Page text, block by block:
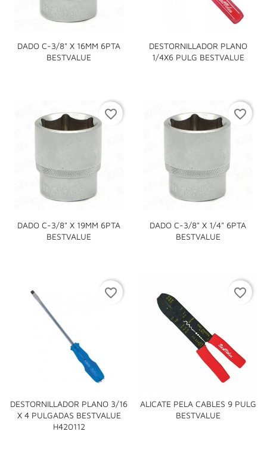
DADO C-3/8" X 16MM 6PTA
BESTVALUE
DESTORNILLADOR PLANO
1/4X6 PULG BESTVALUE
DADO C-3/8" X 19MM 6PTA
BESTVALUE
favorite_border
DADO C-3/8" X 1/4" 6PTA
BESTVALUE
favorite_border
DESTORNILLADOR PLANO 3/16
X 4 PULGADAS BESTVALUE
H420112
favorite_border
ALICATE PELA CABLES 9 PULG
BESTVALUE
favorite_border